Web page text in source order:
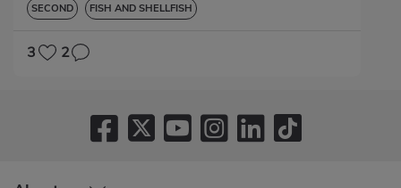
SECOND FISH AND SHELLFISH
3 2